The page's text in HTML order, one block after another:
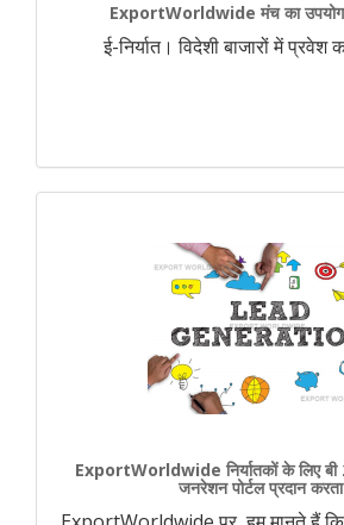
ExportWorldwide मंच का उपयोग
ई-निर्यात। विदेशी बाजारों में
ExportWorldwide निर्यातकों के लिए बी
जनरेशन पोर्टल प्रदान